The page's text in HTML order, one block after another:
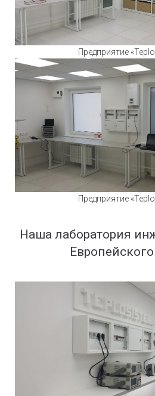
Предприятие
Предприятие
Наша лаборатория